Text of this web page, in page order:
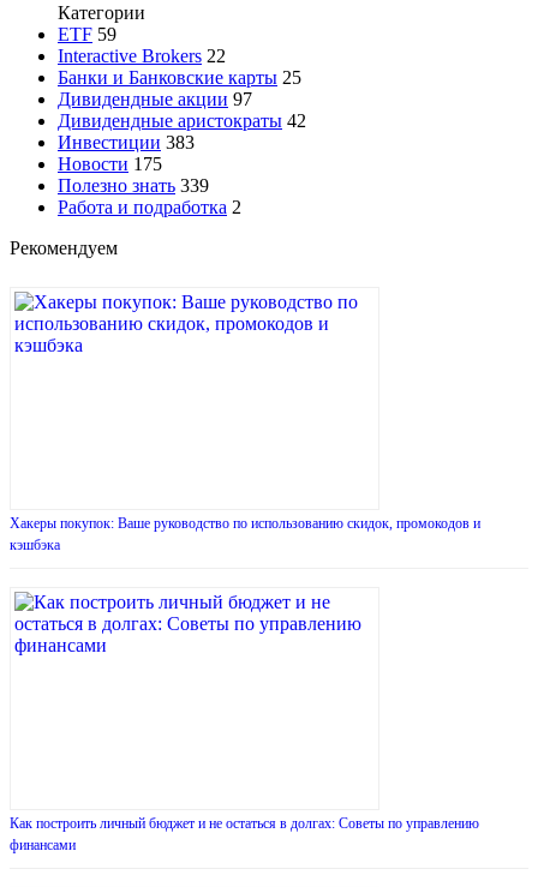
Категории
ETF 59
Interactive Brokers 22
Банки и Банковские карты 25
Дивидендные акции 97
Дивидендные аристократы 42
Инвестиции 383
Новости 175
Полезно знать 339
Работа и подработка 2
Рекомендуем
Хакеры покупок: Ваше руководство по использованию скидок, промокодов и
кэшбэка
Как построить личный бюджет и не остаться в долгах: Советы по управлению
финансами